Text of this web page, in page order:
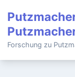
content
Forschung zu